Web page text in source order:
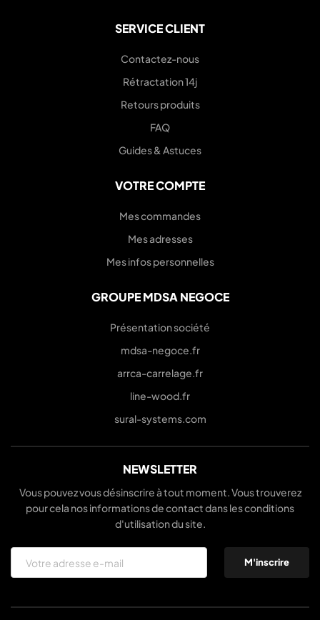
SERVICE CLIENT
Contactez-nous
Rétractation 14j
Retours produits
FAQ
Guides & Astuces
VOTRE COMPTE
Mes commandes
Mes adresses
Mes infos personnelles
GROUPE MDSA NEGOCE
Présentation société
mdsa-negoce.fr
arrca-carrelage.fr
line-wood.fr
sural-systems.com
NEWSLETTER
Vous pouvez vous désinscrire à tout moment. Vous trouverez
pour cela nos informations de contact dans les conditions
d'utilisation du site.